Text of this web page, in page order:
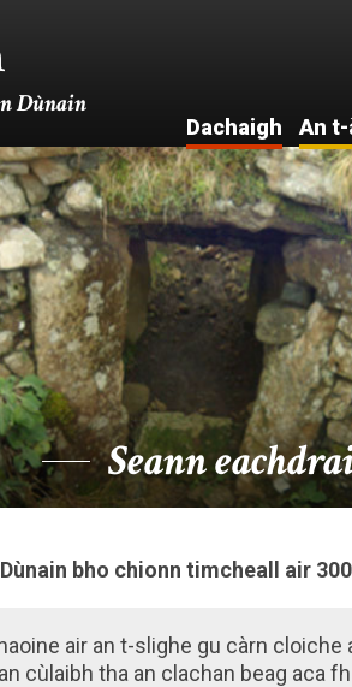
Dùnain
Dachaigh
An
Intro
Na
Cuairt
Air an
Seann
bho chionn timcheall air
air an t-slighe gu càrn cloiche
cùlaibh tha an clachan beag aca